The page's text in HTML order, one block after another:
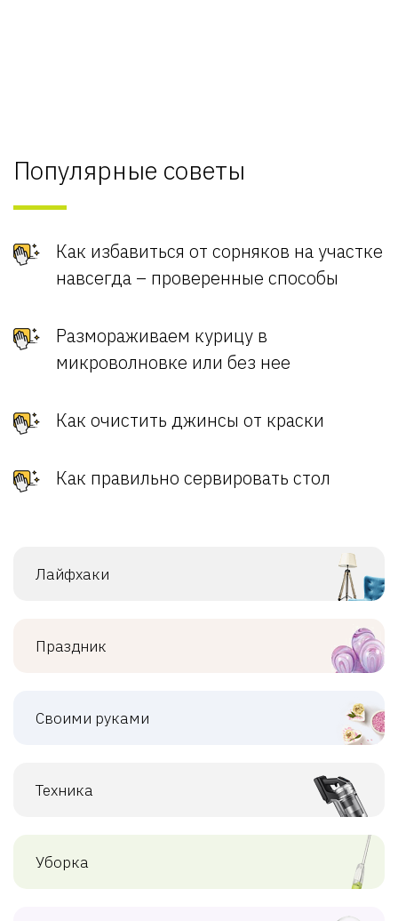
Популярные советы
Как избавиться от сорняков на участке
навсегда – проверенные способы
Размораживаем курицу в
микроволновке или без нее
Как очистить джинсы от краски
Как правильно сервировать стол
Лайфхаки
Праздник
Своими руками
Техника
Уборка